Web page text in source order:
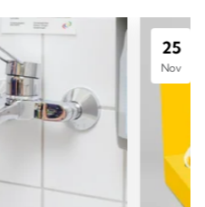
25
Nov